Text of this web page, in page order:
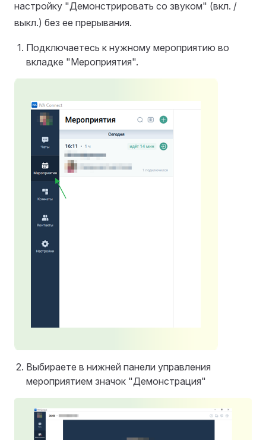
настройку "Демонстрировать со звуком" (вкл. /
выкл.) без ее прерывания.
Подключаетесь к нужному мероприятию во
вкладке "Мероприятия".
Выбираете в нижней панели управления
мероприятием значок "Демонстрация"